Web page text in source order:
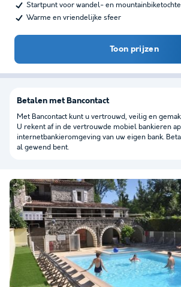
Startpunt voor wandel- en
Warme en vriendelijke sfeer
Toon prijzen
Betalen met Bancontact
Met Bancontact kunt u vertrouwd, veilig en
U rekent af in de vertrouwde mobiel bankieren
internetbankieromgeving van uw eigen bank.
al gewend bent.